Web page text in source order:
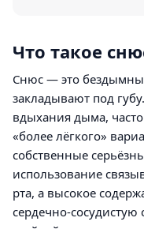
Что такое
Снюс — это
закладывают под
вдыхания дыма,
«более лёгкого»
собственные
использование
рта, а высокое
сердечно-